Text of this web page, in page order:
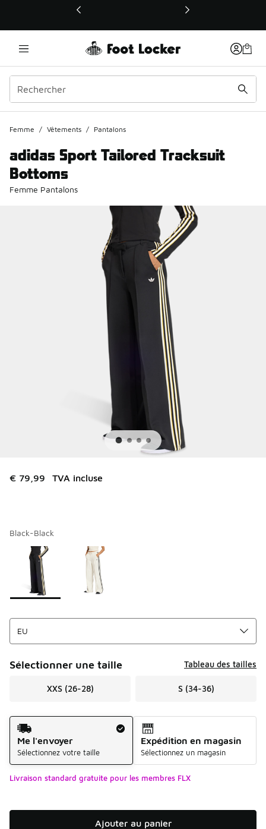
Ce lien ouvrira une nouvelle fenêtre
Femme / Vêtements / Pantalons
adidas Sport Tailored Tracksuit
Bottoms
Femme Pantalons
€ 79,99 TVA incluse
Black-Black
Page 1 sur 1 affichant 1 à 2 des 2 couleurs.
Merci de sélectionner un style
Sélectionner une taille Tableau des tailles
XXS (26-28) S (34-36)
Mode d'expédition
Me l'envoyer
Sélectionnez votre taille
Expédition en magasin
Sélectionnez un magasin
Livraison standard gratuite pour les membres FLX
Ajouter au panier